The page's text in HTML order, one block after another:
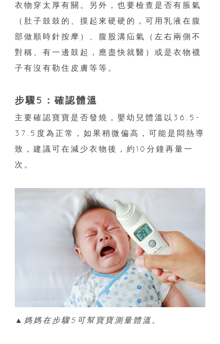
衣物穿太厚有關。另外，也要檢查是否有脹氣
（肚子鼓鼓的、摸起來硬硬的，可用乳液在腹
部做順時針按摩）、腹股溝疝氣（左右兩側不
對稱、有一邊鼓起，應盡快就醫）或是衣物襪
子有沒有勒住皮膚等等。
步驟5：確認體溫
主要確認寶寶是否發燒，嬰幼兒體溫以36.5-
37.5度為正常，如果稍微偏高，可能是悶熱導
致，建議可在減少衣物後，約10分鐘再量一
次。
▲媽媽在步驟5可幫寶寶測量體溫。